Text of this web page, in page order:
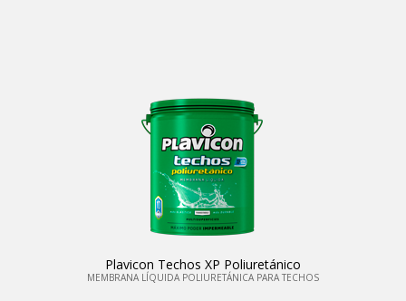
Plavicon Techos XP Poliuretánico
MEMBRANA LÍQUIDA POLIURETÁNICA PARA TECHOS